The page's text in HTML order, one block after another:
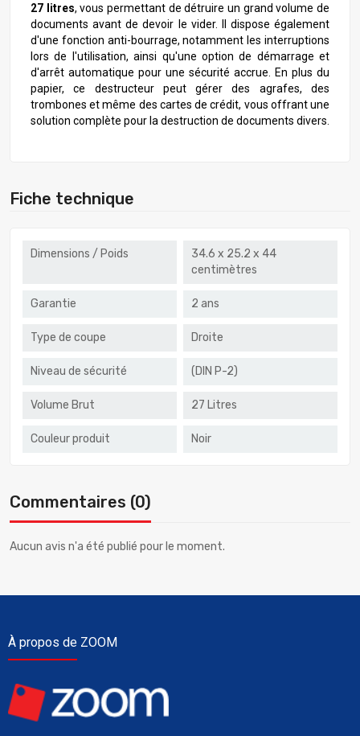
27 litres, vous permettant de détruire un grand volume de
documents avant de devoir le vider. Il dispose également
d'une fonction anti-bourrage, notamment les interruptions
lors de l'utilisation, ainsi qu'une option de démarrage et
d'arrêt automatique pour une sécurité accrue. En plus du
papier, ce destructeur peut gérer des agrafes, des
trombones et même des cartes de crédit, vous offrant une
solution complète pour la destruction de documents divers.
Fiche technique
Dimensions / Poids
34.6 x 25.2 x 44
centimètres
Garantie 2 ans
Type de coupe Droite
Niveau de sécurité (DIN P-2)
Volume Brut 27 Litres
Couleur produit Noir
Commentaires (0)
Aucun avis n'a été publié pour le moment.
À propos de ZOOM